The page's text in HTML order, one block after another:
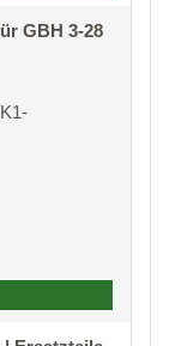
GBH 3-28